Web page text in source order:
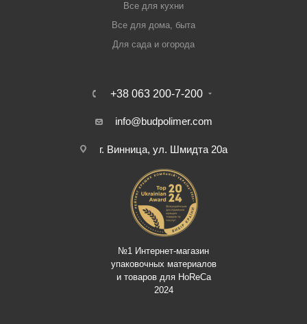
Все для кухни
Все для дома, быта
Для сада и огорода
+38 063 200-7-200
info@budpolimer.com
г. Винница, ул. Шмидта 20а
№1 Интернет-магазин
упаковочных материалов
и товаров для HoReCa
2024